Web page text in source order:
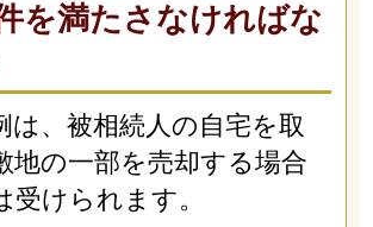
を満たさなければな
は、被相続人の自宅を取
地の一部を売却する場合
受けられます。